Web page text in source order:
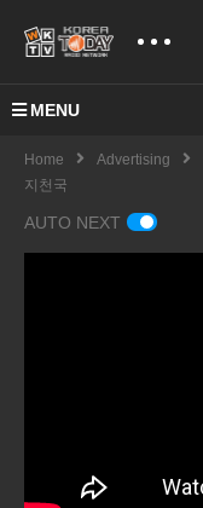
MENU
Home Advertising
지천국
AUTO NEXT